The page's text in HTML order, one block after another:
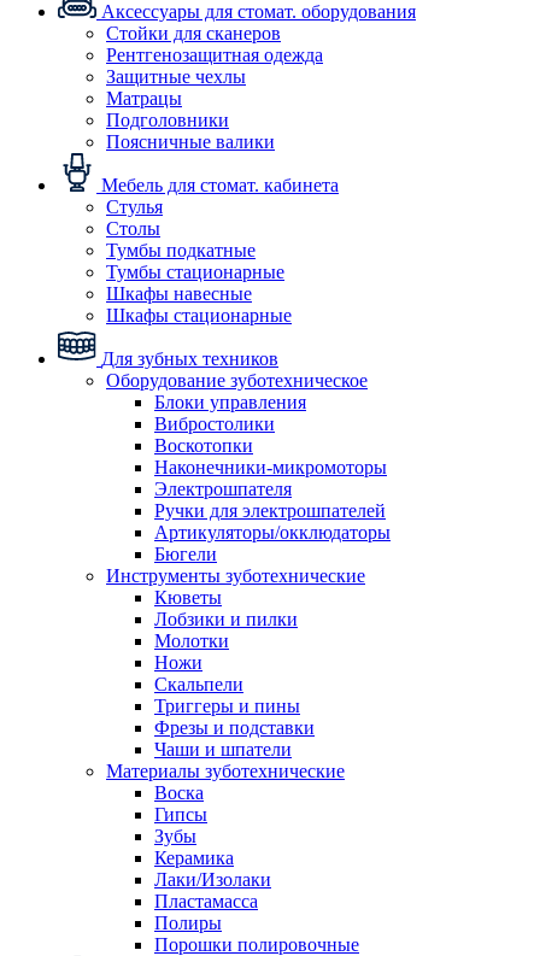
Аксессуары для стомат. оборудования
Стойки для сканеров
Рентгенозащитная одежда
Защитные чехлы
Матрацы
Подголовники
Поясничные валики
Мебель для стомат. кабинета
Стулья
Столы
Тумбы подкатные
Тумбы стационарные
Шкафы навесные
Шкафы стационарные
Для зубных техников
Оборудование зуботехническое
Блоки управления
Вибростолики
Воскотопки
Наконечники-микромоторы
Электрошпателя
Ручки для электрошпателей
Артикуляторы/окклюдаторы
Бюгели
Инструменты зуботехнические
Кюветы
Лобзики и пилки
Молотки
Ножи
Скальпели
Триггеры и пины
Фрезы и подставки
Чаши и шпатели
Материалы зуботехнические
Воска
Гипсы
Зубы
Керамика
Лаки/Изолаки
Пластамасса
Полиры
Порошки полировочные